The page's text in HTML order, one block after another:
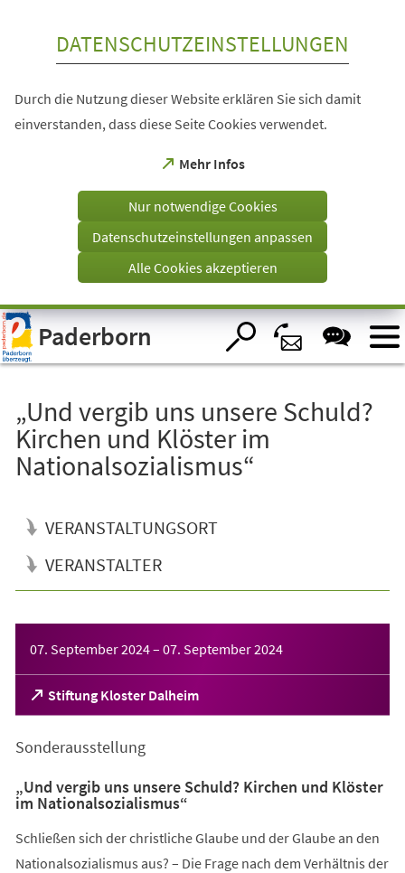
Visuelle
Assistenzsoftware
öffnen.
DATENSCHUTZEINSTELLUNGEN
Durch die Nutzung dieser Website erklären Sie sich damit
einverstanden, dass diese Seite Cookies verwendet.
Mehr Infos
(Öffnet
einem
Tab)
Nur notwendige Cookies
Datenschutzeinstellungen anpassen
Alle Cookies akzeptieren
Paderborn
„Und vergib uns unsere Schuld?
Kirchen und Klöster im
Nationalsozialismus“
VERANSTALTUNGSORT
VERANSTALTER
07. September 2024– 07. September 2024
Stiftung Kloster Dalheim
(Öffnet
in
neuen
Sonderausstellung
„Und vergib uns unsere Schuld? Kirchen und Klöster
im Nationalsozialismus“
Schließen sich der christliche Glaube und der Glaube an den
Nationalsozialismus aus? – Die Frage nach dem Verhältnis der